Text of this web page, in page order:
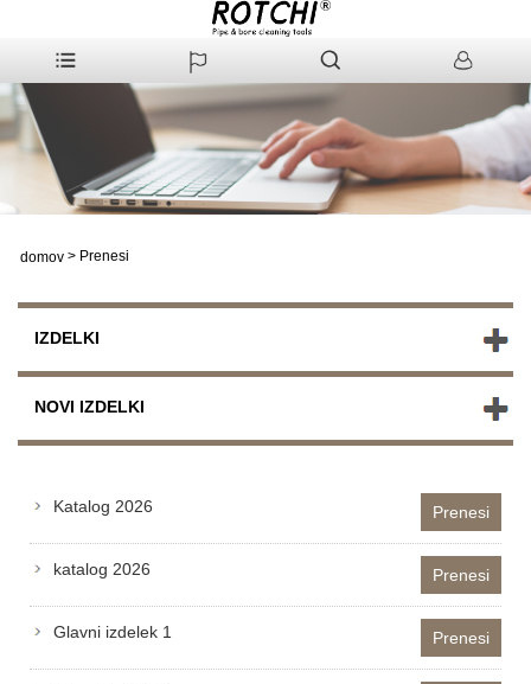
domov > Prenesi
IZDELKI
NOVI IZDELKI
Katalog 2026 Prenesi
katalog 2026 Prenesi
Glavni izdelek 1 Prenesi